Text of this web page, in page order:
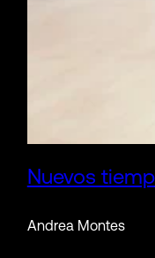
Nuevos
Andrea Montes